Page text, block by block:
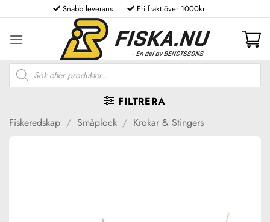
to
content
Snabb leverans Fri frakt över 1000kr
Produktsökning
FILTRERA
Fiskeredskap / Småplock / Krokar & Stingers